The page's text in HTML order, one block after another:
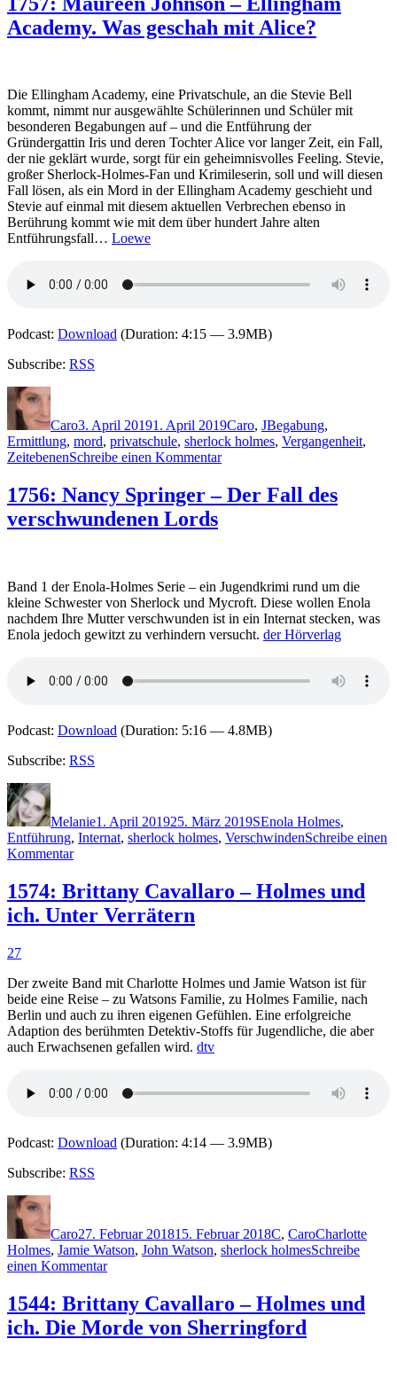
Moore
–
Sherlock
Holmes
tötete
Academy. Was geschah mit Alice?
Die Ellingham Academy, eine Privatschule, an die Stevie Bell
kommt, nimmt nur ausgewählte Schülerinnen und Schüler mit
besonderen Begabungen auf – und die Entführung der
Gründergattin Iris und deren Tochter Alice vor langer Zeit, ein Fall,
der nie geklärt wurde, sorgt für ein geheimnisvolles Feeling. Stevie,
großer Sherlock-Holmes-Fan und Krimileserin, soll und will diesen
Fall lösen, als ein Mord in der Ellingham Academy geschieht und
Stevie auf einmal mit diesem aktuellen Verbrechen ebenso in
Berührung kommt wie mit dem über hundert Jahre alten
Entführungsfall… Loewe
Podcast: Download (Duration: 4:15 — 3.9MB)
Subscribe: RSS
Autor
Caro3. April 20191. April 2019Caro, JBegabung,
Ermittlung, mord, privatschule, sherlock holmes, Vergangenheit,
ZeitebenenSchreibe einen Kommentarzu
Maureen
Johnson
geschah
mit
Alice?
1756: Nancy Springer – Der Fall des
verschwundenen Lords
Band 1 der Enola-Holmes Serie – ein Jugendkrimi rund um die
kleine Schwester von Sherlock und Mycroft. Diese wollen Enola
nachdem Ihre Mutter verschwunden ist in ein Internat stecken, was
Enola jedoch gewitzt zu verhindern versucht. der Hörverlag
Podcast: Download (Duration: 5:16 — 4.8MB)
Subscribe: RSS
Autor
Melanie1. April 201925. März 2019SEnola Holmes,
Entführung, Internat, sherlock holmes, VerschwindenSchreibe einen
Kommentarzu
Nancy
Springer
–
verschwundenen
Lords
1574: Brittany Cavallaro – Holmes und
ich. Unter Verrätern
27
Der zweite Band mit Charlotte Holmes und Jamie Watson ist für
beide eine Reise – zu Watsons Familie, zu Holmes Familie, nach
Berlin und auch zu ihren eigenen Gefühlen. Eine erfolgreiche
Adaption des berühmten Detektiv-Stoffs für Jugendliche, die aber
auch Erwachsenen gefallen wird. dtv
Podcast: Download (Duration: 4:14 — 3.9MB)
Subscribe: RSS
Autor
Caro27. Februar 201815. Februar 2018C, CaroCharlotte
Holmes, Jamie Watson, John Watson, sherlock holmesSchreibe
einen Kommentarzu
Brittany
Cavallaro
–
1544: Brittany Cavallaro – Holmes und
ich. Die Morde von Sherringford